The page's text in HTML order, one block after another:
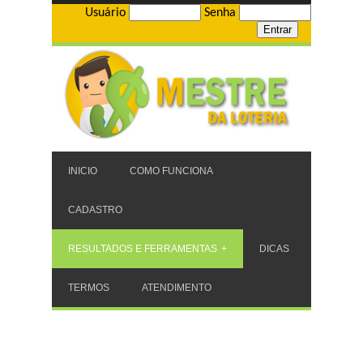
Usuário Senha
INICIO COMO FUNCIONA
CADASTRO
RESULTADOS E FERRAMENTAS DICAS
TERMOS ATENDIMENTO